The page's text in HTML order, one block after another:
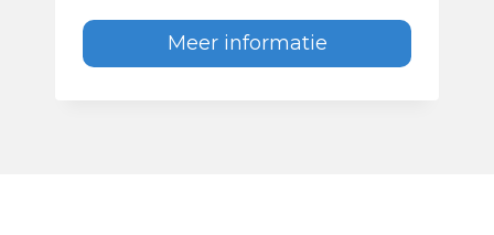
Meer informatie